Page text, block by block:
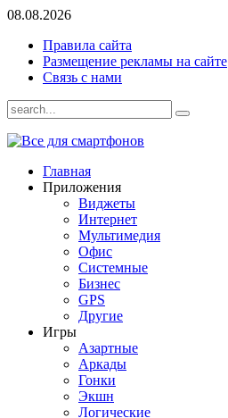
08.08.2026
Правила сайта
Размещение рекламы на сайте
Связь с нами
Главная
Приложения
Виджеты
Интернет
Мультимедия
Офис
Системные
Бизнес
GPS
Другие
Игры
Азартные
Аркады
Гонки
Экшн
Логические